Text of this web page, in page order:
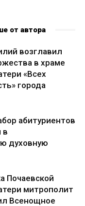
от автора
возглавил
в храме
«Всех
города
абитуриентов
в
духовную
Почаевской
митрополит
Всенощное